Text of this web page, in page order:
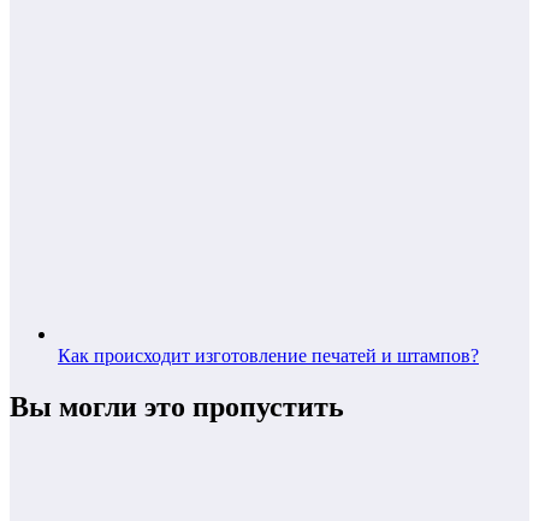
Как происходит изготовление печатей и штампов?
Вы могли это пропустить